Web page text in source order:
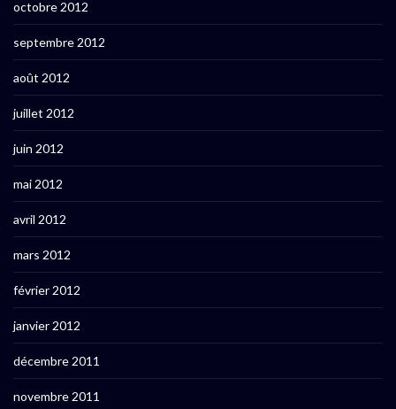
octobre 2012
septembre 2012
août 2012
juillet 2012
juin 2012
mai 2012
avril 2012
mars 2012
février 2012
janvier 2012
décembre 2011
novembre 2011